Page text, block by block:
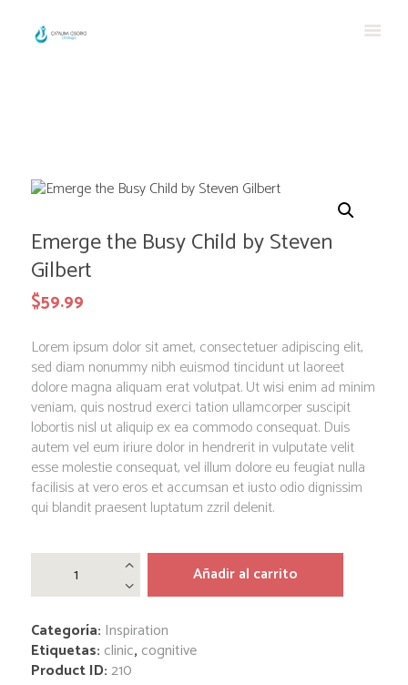
Emerge the Busy Child by Steven
Gilbert
$59.99
Lorem ipsum dolor sit amet, consectetuer adipiscing elit,
sed diam nonummy nibh euismod tincidunt ut laoreet
dolore magna aliquam erat volutpat. Ut wisi enim ad minim
veniam, quis nostrud exerci tation ullamcorper suscipit
lobortis nisl ut aliquip ex ea commodo consequat. Duis
autem vel eum iriure dolor in hendrerit in vulputate velit
esse molestie consequat, vel illum dolore eu feugiat nulla
facilisis at vero eros et accumsan et iusto odio dignissim
qui blandit praesent luptatum zzril delenit.
Emerge
Child
Steven
Gilbert
cantidad
Añadir al carrito
Categoría: Inspiration
Etiquetas: clinic, cognitive
Product ID:210